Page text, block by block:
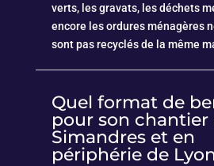
verts, les gravats, les déchets
encore les ordures ménagères
sont pas recyclés de la même
Quel format de
pour son chantier
Simandres et en
périphérie de